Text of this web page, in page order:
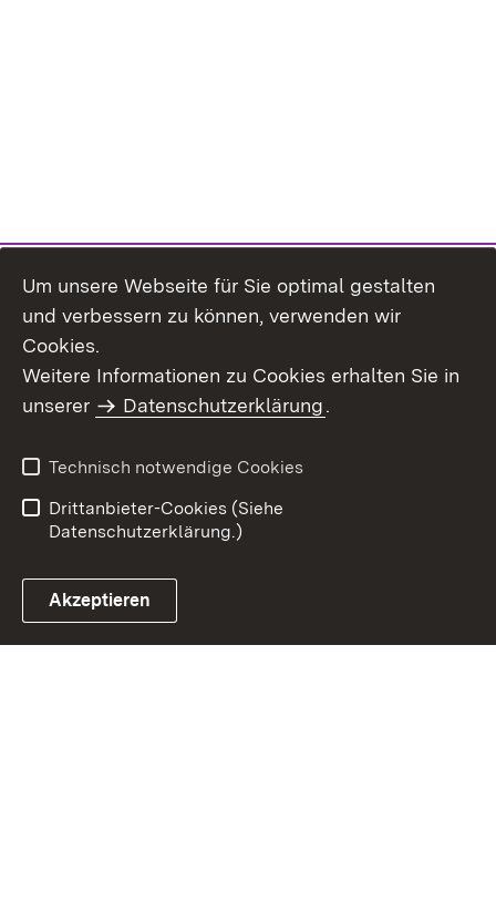
Um unsere Webseite für Sie optimal gestalten
und verbessern zu können, verwenden wir
Cookies.
Weitere Informationen zu Cookies erhalten Sie in
unserer
Datenschutzerklärung.
Technisch notwendige Cookies
Drittanbieter-Cookies (Siehe
Datenschutzerklärung.)
Akzeptieren